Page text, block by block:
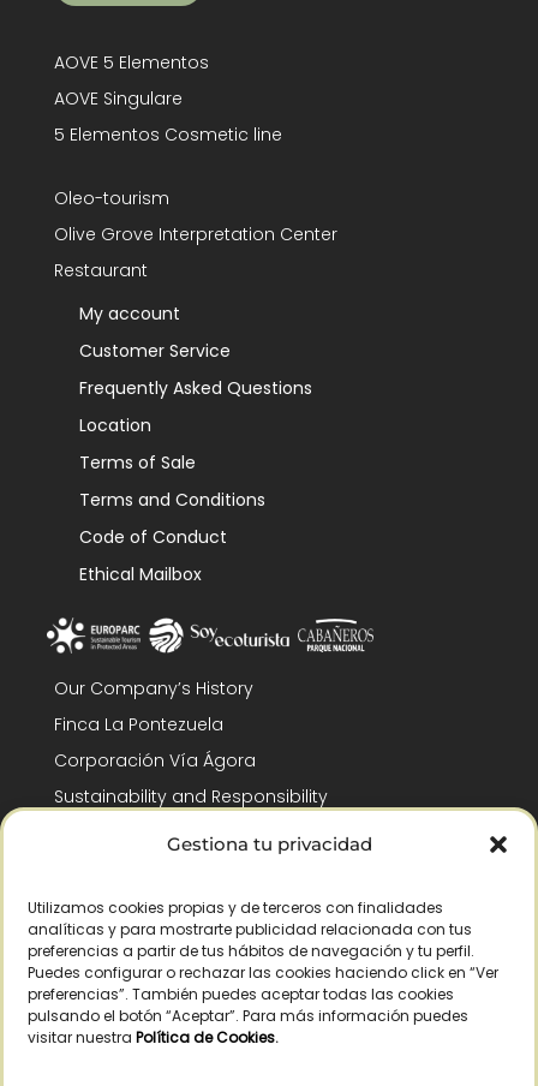
Gestiona tu privacidad
Utilizamos cookies propias y de terceros con finalidades
analíticas y para mostrarte publicidad relacionada con tus
preferencias a partir de tus hábitos de navegación y tu perfil.
Puedes configurar o rechazar las cookies haciendo click en “Ver
preferencias”. También puedes aceptar todas las cookies
pulsando el botón “Aceptar”. Para más información puedes
visitar nuestra Política de Cookies.
AOVE 5 Elementos
AOVE Singulare
5 Elementos Cosmetic line
Oleo-tourism
Olive Grove Interpretation Center
Restaurant
My account
Customer Service
Frequently Asked Questions
Location
Terms of Sale
Terms and Conditions
Code of Conduct
Ethical Mailbox
Our Company’s History
Finca La Pontezuela
Corporación Vía Ágora
Sustainability and Responsibility
CSR and Fundación Gómez-Pintado
Recognitions